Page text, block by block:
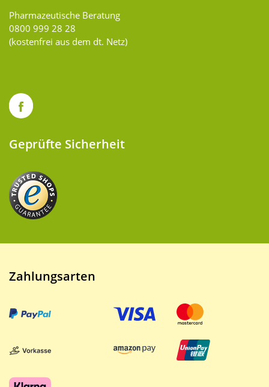
Pharmazeutische Beratung
0800 999 28 28
(kostenfrei aus dem dt. Netz)
Geprüfte Sicherheit
Zahlungsarten